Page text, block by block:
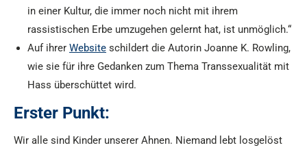
in einer Kultur, die immer noch nicht mit ihrem
rassistischen Erbe umzugehen gelernt hat, ist unmöglich.“
Auf ihrer Website schildert die Autorin Joanne K. Rowling,
wie sie für ihre Gedanken zum Thema Transsexualität mit
Hass überschüttet wird.
Erster Punkt:
Wir alle sind Kinder unserer Ahnen. Niemand lebt losgelöst